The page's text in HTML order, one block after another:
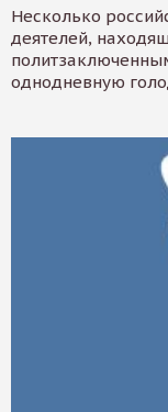
Несколько
деятелей,
однодневную